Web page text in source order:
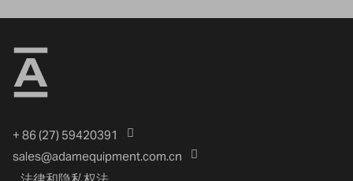
+ 86 (27) 59420391
sales@adamequipment.com.cn